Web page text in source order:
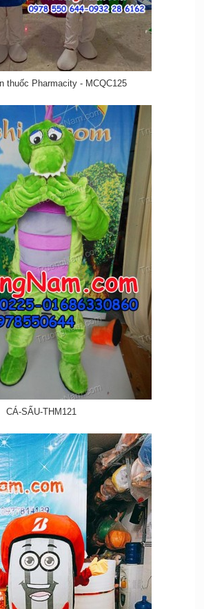
thuốc Pharmacity - MCQC125
CÁ-SẤU-THM121